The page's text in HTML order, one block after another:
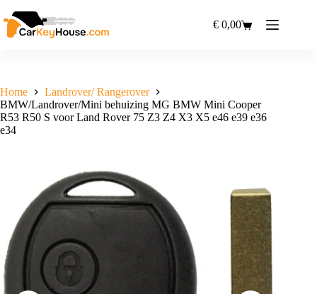
naar
de
Winkelwagen
€ 0,00
Home
Landrover/ Rangerover
BMW/Landrover/Mini behuizing MG BMW Mini Cooper
R53 R50 S voor Land Rover 75 Z3 Z4 X3 X5 e46 e39 e36
e34